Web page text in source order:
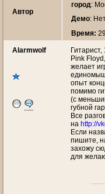
Автор
город:
Демо:
Время:
Alarmwolf
Pink
желает
опыт
помимо
(с
губной
Все
на http://
Если
пишите,
захожу
для